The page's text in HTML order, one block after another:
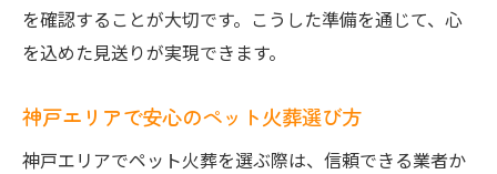
を確認することが大切です。こうした準備を通じて、心
を込めた見送りが実現できます。
神戸エリアで安心のペット火葬選び方
神戸エリアでペット火葬を選ぶ際は、信頼できる業者か